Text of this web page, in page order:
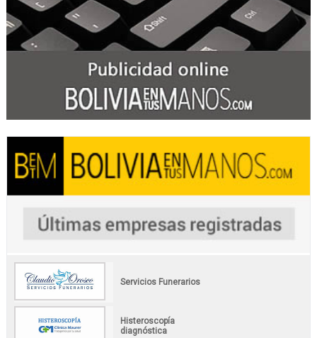
Servicios Funerarios
Histeroscopía
diagnóstica